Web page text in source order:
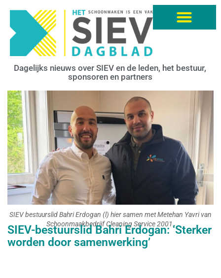
Dagelijks nieuws over SIEV en de leden, het bestuur,
sponsoren en partners
SIEV bestuurslid Bahri Erdogan (l) hier samen met Metehan Yavri van
Schoonmaakbedrijf Cleaning Service 2001.
SIEV-bestuurslid Bahri Erdogan: ‘Sterker
worden door samenwerking’